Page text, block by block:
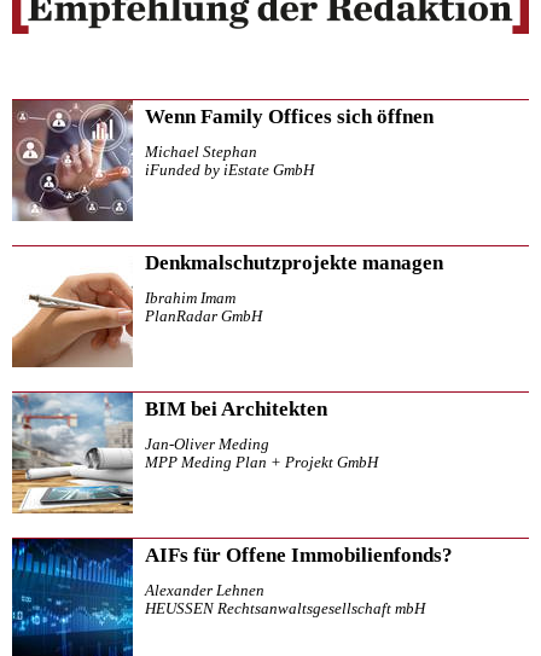
Wenn Family Offices sich öffnen
Michael Stephan
iFunded by iEstate GmbH
Denkmalschutzprojekte managen
Ibrahim Imam
PlanRadar GmbH
BIM bei Architekten
Jan-Oliver Meding
MPP Meding Plan + Projekt GmbH
AIFs für Offene Immobilienfonds?
Alexander Lehnen
HEUSSEN Rechtsanwaltsgesellschaft mbH